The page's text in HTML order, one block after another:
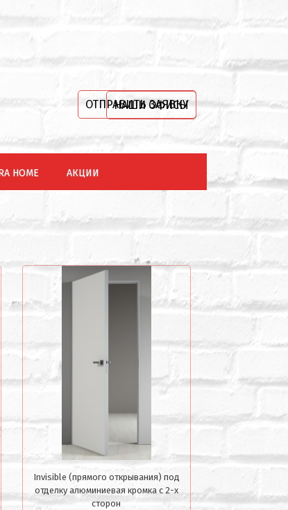
ОТПРАВИТЬ ЗАЯВКУ
НАШИ ОФИСЫ
HOME АКЦИИ
Invisible (прямого открывания) под
отделку алюминиевая кромка с 2-х
сторон